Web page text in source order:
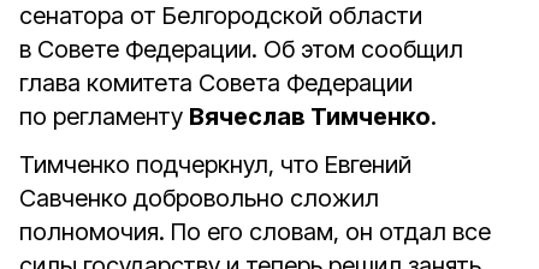
сенатора от Белгородской области
в Совете Федерации. Об этом сообщил
глава комитета Совета Федерации
по регламенту Вячеслав Тимченко.
Тимченко подчеркнул, что Евгений
Савченко добровольно сложил
полномочия. По его словам, он отдал все